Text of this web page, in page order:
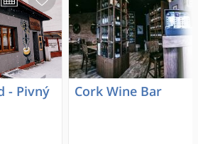
- Pivný
Cork Wine Bar